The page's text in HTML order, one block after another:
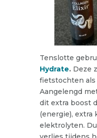
Tenslotte
Hydrate.Deze
fietstochten als
Aangelengd
dit extra boost
(energie), extra
elektrolyten.